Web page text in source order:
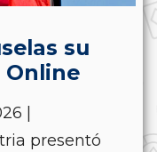
su
Online
|
presentó